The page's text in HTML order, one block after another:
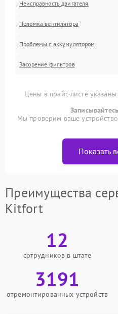
Неисправность двигателя
Поломка вентилятора
Проблемы с аккумулятором
Засорение фильтров
Цены в прайс-листе
Мы проверим ваше
Показать
Преимущества
Kitfort
12
сотрудников в штате
3191
отремонтированных устройств